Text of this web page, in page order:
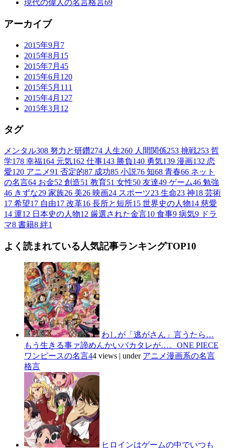
現代の偉人の名言格言69
アーカイブ
2015年9月 7
2015年8月 15
2015年7月 45
2015年6月 120
2015年5月 111
2015年4月 127
2015年3月 12
タグ
メンタル308 努力と研鑽274 人生260 人間関係253 挑戦253 哲
学178 幸福164 元気162 仕事143 勝負140 勇気139 漫画132 恋
愛120 アニメ91 否定的87 成功85 小説76 知68 青春66 ネット
の名言64 お金52 創造51 教育51 女性50 友達49 ゲーム46 勉強
46 きずな29 家族26 美26 映画24 スポーツ23 生命23 神18 芸術
17 希望17 自由17 改革16 長所と短所15 世界史の人物14 慈愛
14 運12 日本史の人物12 厳選された金言10 食事9 病気9 ドラ
マ8 書籍8 絆1
よく読まれている人気記事ランキングTOP10
わしが「逃がさん」言うたら…
もう生きる事ァ諦めんかいバカタレが…。ONE PIECE
ワンピースの名言44 views | under アニメ漫画系の名言
格言
ヒロインはゲームの中でいつも